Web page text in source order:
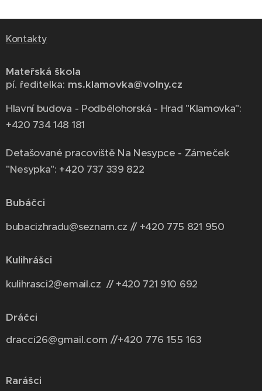
Kontakty
Mateřská škola
pí. ředitelka: ms.klamovka@volny.cz
Hlavní budova - Podbělohorská - Hrad "Klamovka":
+420 734 148 181
Detašované pracoviště Na Nesypce - Zámeček
"Nesypka": +420 737 339 822
Bubáčci
bubacizhradu@seznam.cz // +420 775 821 950
Kulihrášci
kulihrasci2@email.cz // +420 721 910 692
Dráčci
dracci26@gmail.com //+420 776 155 163
Rarášci